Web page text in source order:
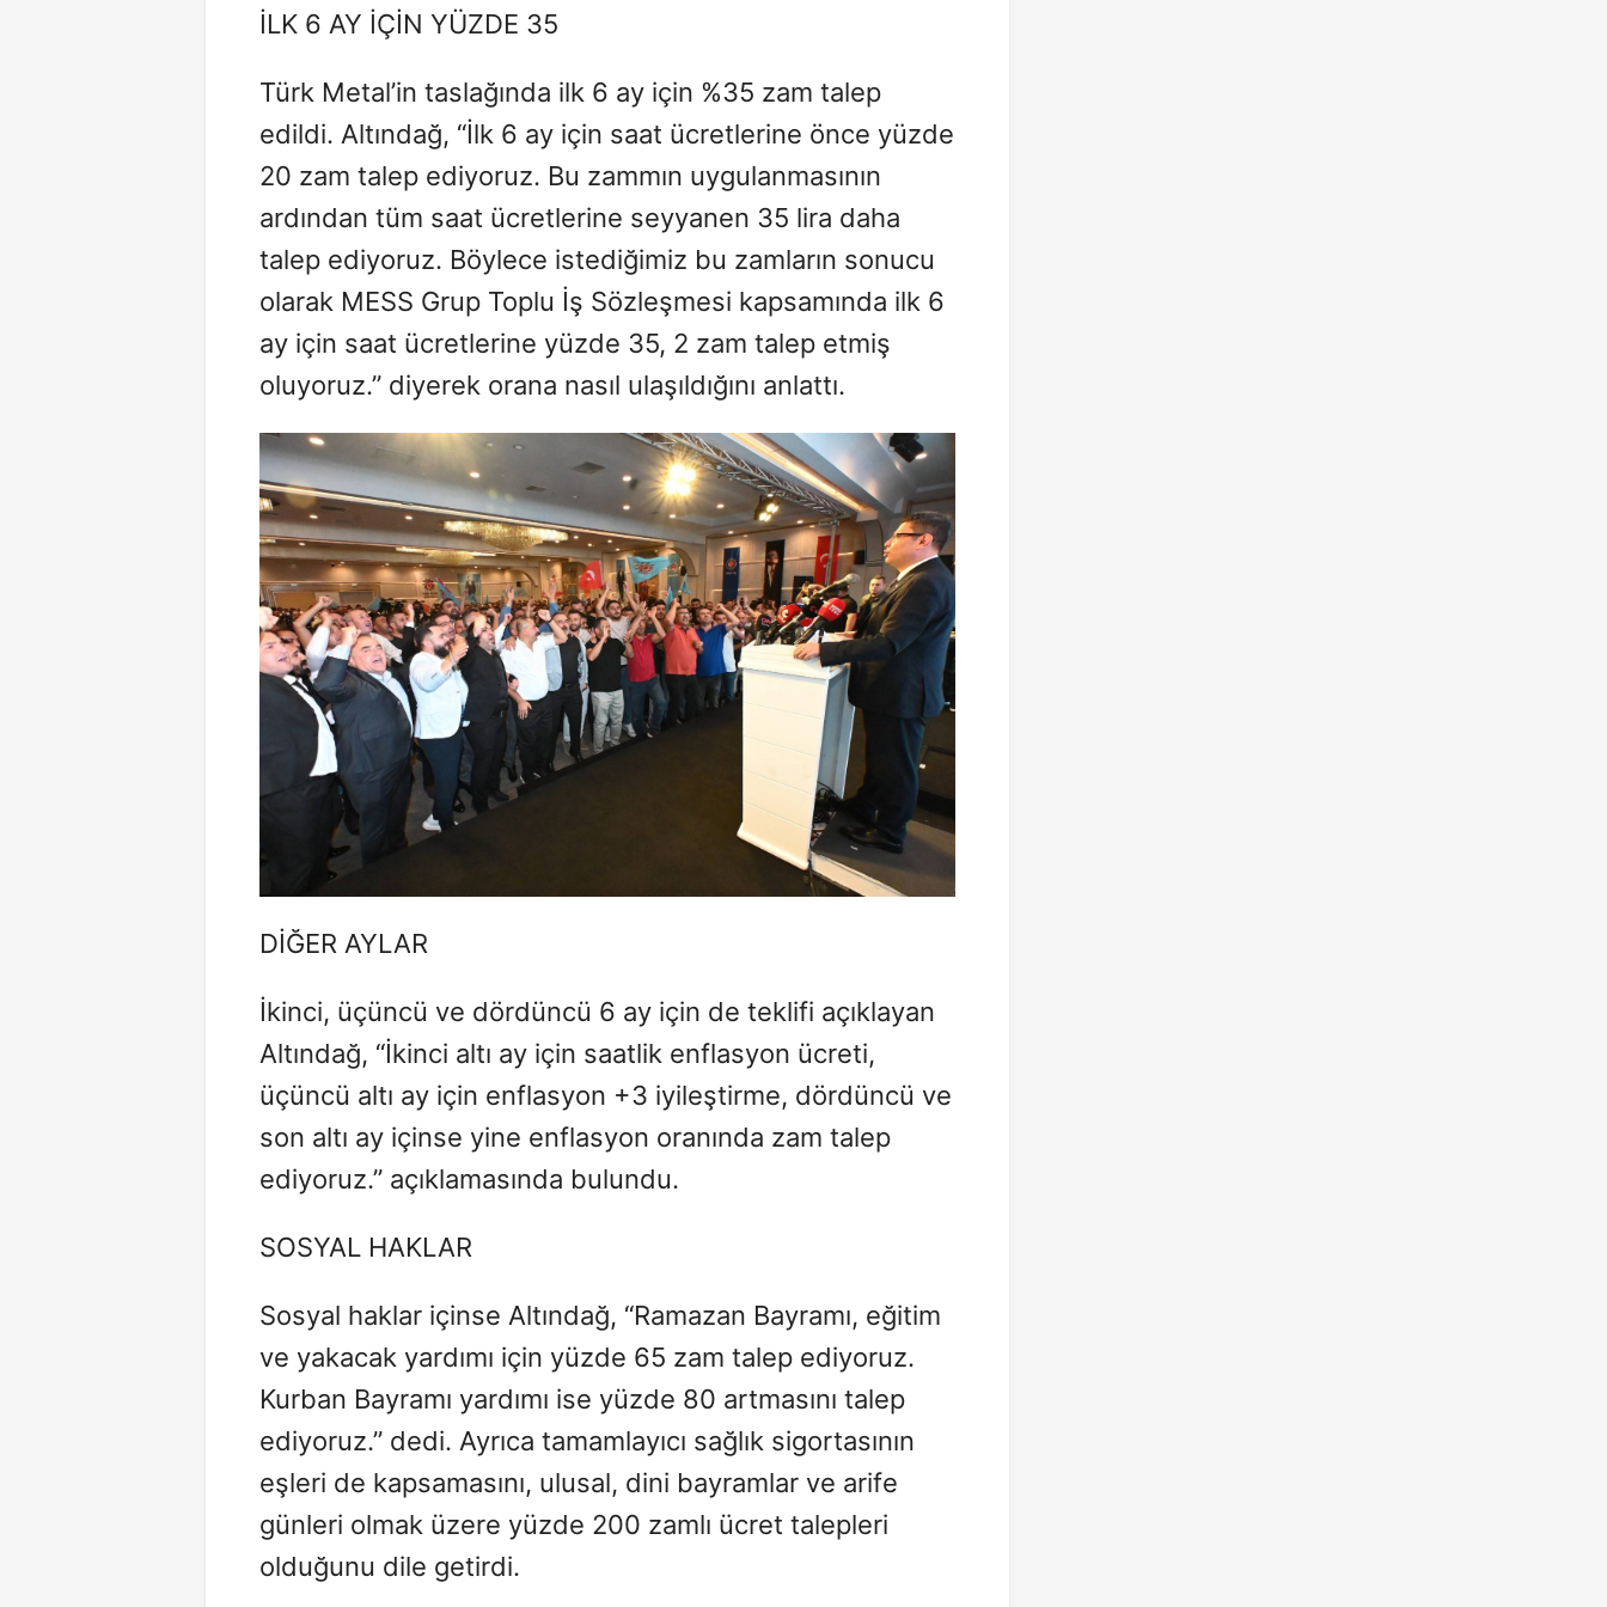
İLK 6 AY İÇİN YÜZDE 35
Türk Metal’in taslağında ilk 6 ay için %35 zam talep
edildi. Altındağ, “İlk 6 ay için saat ücretlerine önce yüzde
20 zam talep ediyoruz. Bu zammın uygulanmasının
ardından tüm saat ücretlerine seyyanen 35 lira daha
talep ediyoruz. Böylece istediğimiz bu zamların sonucu
olarak MESS Grup Toplu İş Sözleşmesi kapsamında ilk 6
ay için saat ücretlerine yüzde 35, 2 zam talep etmiş
oluyoruz.” diyerek orana nasıl ulaşıldığını anlattı.
DİĞER AYLAR
İkinci, üçüncü ve dördüncü 6 ay için de teklifi açıklayan
Altındağ, “İkinci altı ay için saatlik enflasyon ücreti,
üçüncü altı ay için enflasyon +3 iyileştirme, dördüncü ve
son altı ay içinse yine enflasyon oranında zam talep
ediyoruz.” açıklamasında bulundu.
SOSYAL HAKLAR
Sosyal haklar içinse Altındağ, “Ramazan Bayramı, eğitim
ve yakacak yardımı için yüzde 65 zam talep ediyoruz.
Kurban Bayramı yardımı ise yüzde 80 artmasını talep
ediyoruz.” dedi. Ayrıca tamamlayıcı sağlık sigortasının
eşleri de kapsamasını, ulusal, dini bayramlar ve arife
günleri olmak üzere yüzde 200 zamlı ücret talepleri
olduğunu dile getirdi.